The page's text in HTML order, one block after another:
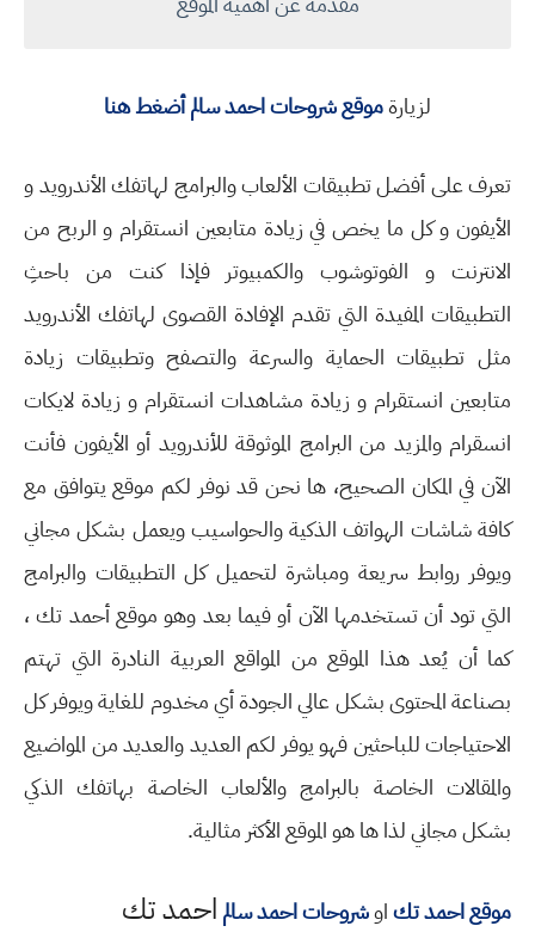
لزيارةموقع شروحات احمد سالم أضغط هنا
تعرف على أفضل تطبيقات الألعاب والبرامج لهاتفك الأندرويد و
الأيفون و كل ما يخص في زيادة متابعين انستقرام و الربح من
الانترنت و الفوتوشوب والكمبيوتر فإذا كنت من باحثِ
التطبيقات المفيدة التي تقدم الإفادة القصوى لهاتفك الأندرويد
مثل تطبيقات الحماية والسرعة والتصفح وتطبيقات زيادة
متابعين انستقرام و زيادة مشاهدات انستقرام و زيادة لايكات
انسقرام والمزيد من البرامج الموثوقة للأندرويد أو الأيفون فأنت
الآن في المكان الصحيح، ها نحن قد نوفر لكم موقع يتوافق مع
كافة شاشات الهواتف الذكية والحواسيب ويعمل بشكل مجاني
ويوفر روابط سريعة ومباشرة لتحميل كل التطبيقات والبرامج
التي تود أن تستخدمها الآن أو فيما بعد وهو موقع أحمد تك ،
كما أن يُعد هذا الموقع من المواقع العربية النادرة التي تهتم
بصناعة المحتوى بشكل عالي الجودة أي مخدوم للغاية ويوفر كل
الاحتياجات للباحثين فهو يوفر لكم العديد والعديد من المواضيع
والمقالات الخاصة بالبرامج والألعاب الخاصة بهاتفك الذكي
بشكل مجاني لذا ها هو الموقع الأكثر مثالية.
موقع احمد تكاوشروحات احمد سالم احمد تك